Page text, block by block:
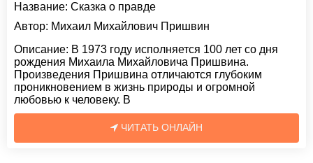
Название: Сказка о правде
Автор: Михаил Михайлович Пришвин
Описание: В 1973 году исполняется 100 лет со дня
рождения Михаила Михайловича Пришвина.
Произведения Пришвина отличаются глубоким
проникновением в жизнь природы и огромной
любовью к человеку. В
ЧИТАТЬ ОНЛАЙН